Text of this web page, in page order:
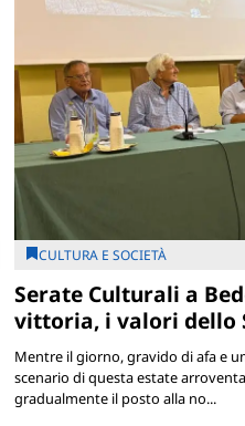
CULTURA E SOCIETÀ
Serate Culturali a
vittoria, i valori dello
Mentre il giorno, gravido di afa e
scenario di questa estate
gradualmente il posto alla no...